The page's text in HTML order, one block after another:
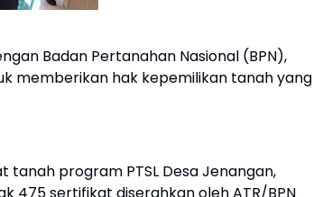
Badan Pertanahan Nasional (BPN),
memberikan hak kepemilikan tanah yang
program PTSL Desa Jenangan,